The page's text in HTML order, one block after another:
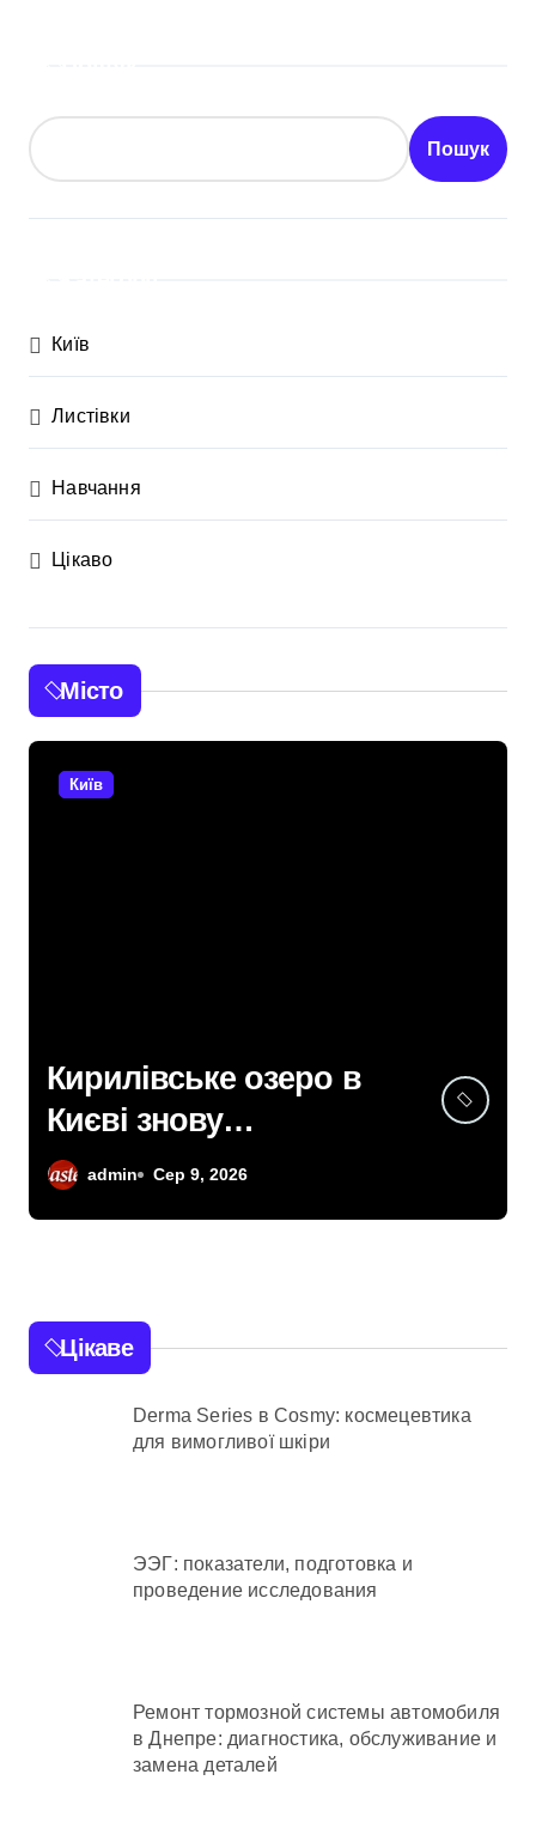
Пошук
Київ
Листівки
Навчання
Цікаво
Місто
Київ
У Київських Теремках
здійснюється вирубка
дерев із
британськими
партнерами для ЗСУ
admin Сер 9, 2026
Цікаве
Derma Series в Cosmy: космецевтика
для вимогливої шкіри
ЭЭГ: показатели, подготовка и
проведение исследования
Ремонт тормозной системы автомобиля
в Днепре: диагностика, обслуживание и
замена деталей